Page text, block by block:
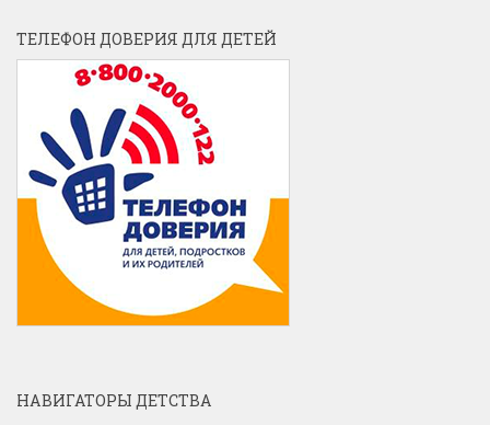
ТЕЛЕФОН ДОВЕРИЯ ДЛЯ ДЕТЕЙ
НАВИГАТОРЫ ДЕТСТВА